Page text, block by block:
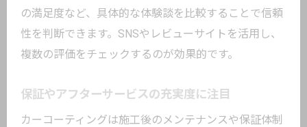
の満足度など、具体的な体験談を比較することで信頼
性を判断できます。SNSやレビューサイトを活用し、
複数の評価をチェックするのが効果的です。
保証やアフターサービスの充実度に注目
カーコーティングは施工後のメンテナンスや保証体制